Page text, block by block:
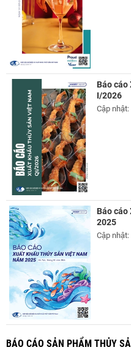
Báo cáo
I/2026
Cập
Báo cáo
2025
Cập
BÁO CÁO SẢN PHẨM THỦY